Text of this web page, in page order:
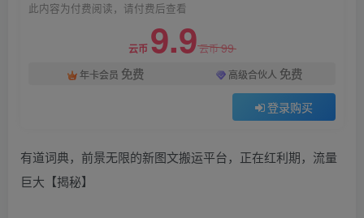
此内容为付费阅读，请付费后查看
云币 9.9云币99
年卡会员 免费 高级合伙人 免费
登录购买
有道词典，前景无限的新图文搬运平台，正在红利期，流量
巨大【揭秘】